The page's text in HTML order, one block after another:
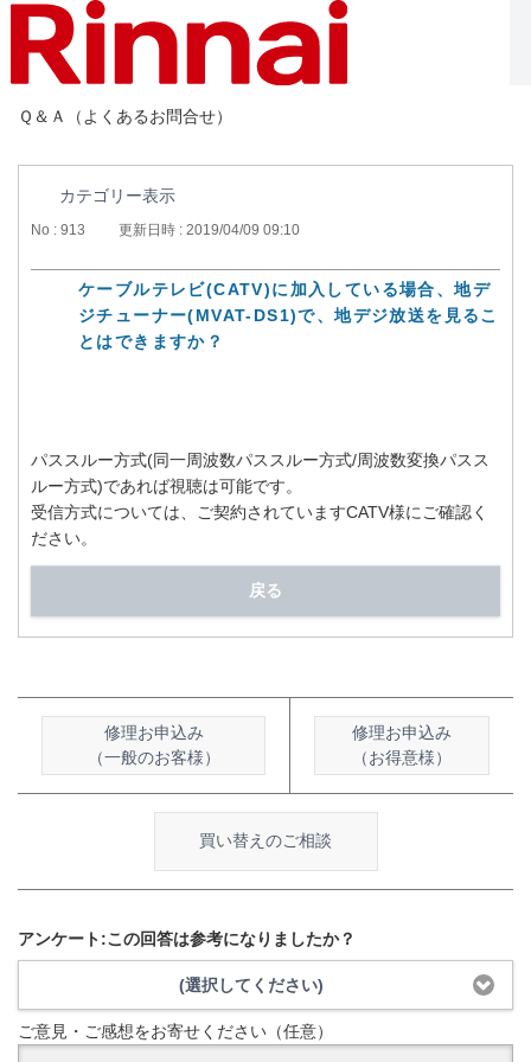
Ｑ＆Ａ（よくあるお問合せ）
カテゴリー表示
No : 913 更新日時 : 2019/04/09 09:10
ケーブルテレビ(CATV)に加入している場合、地デ
ジチューナー(MVAT-DS1)で、地デジ放送を見るこ
とはできますか？
パススルー方式(同一周波数パススルー方式/周波数変換パスス
ルー方式)であれば視聴は可能です。
受信方式については、ご契約されていますCATV様にご確認く
ださい。
戻る
修理お申込み
（一般のお客様）
修理お申込み
（お得意様）
買い替えのご相談
アンケート:この回答は参考になりましたか？
(選択してください)
ご意見・ご感想をお寄せください（任意）